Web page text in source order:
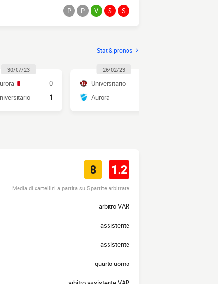
P P V S S
Stat & pronos
30/07/23
0
1
26/02/23
Universitario
Aurora
8 1.2
Media di cartellini a partita su 5 partite arbitrate
arbitro VAR
assistente
assistente
quarto uomo